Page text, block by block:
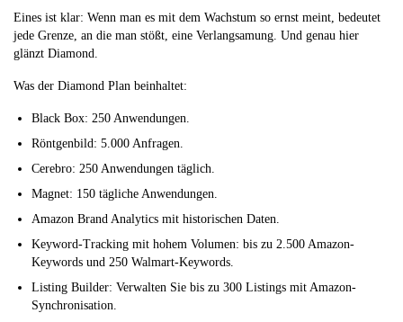
Eines ist klar: Wenn man es mit dem Wachstum so ernst meint, bedeutet
jede Grenze, an die man stößt, eine Verlangsamung. Und genau hier
glänzt Diamond.
Was der Diamond Plan beinhaltet:
Black Box: 250 Anwendungen.
Röntgenbild: 5.000 Anfragen.
Cerebro: 250 Anwendungen täglich.
Magnet: 150 tägliche Anwendungen.
Amazon Brand Analytics mit historischen Daten.
Keyword-Tracking mit hohem Volumen: bis zu 2.500 Amazon-
Keywords und 250 Walmart-Keywords.
Listing Builder: Verwalten Sie bis zu 300 Listings mit Amazon-
Synchronisation.